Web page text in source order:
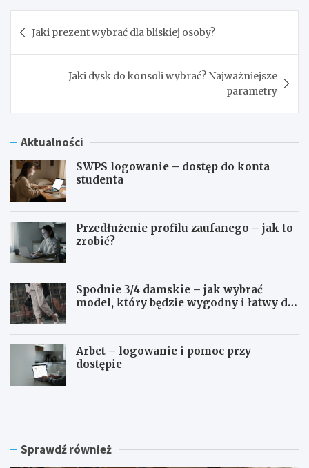
wpisu
Jaki prezent wybrać dla bliskiej osoby?
Jaki dysk do konsoli wybrać? Najważniejsze
parametry
Aktualności
SWPS logowanie – dostęp do konta
studenta
Przedłużenie profilu zaufanego – jak to
zrobić?
Spodnie 3/4 damskie – jak wybrać
model, który będzie wygodny i łatwy do
Arbet – logowanie i pomoc przy
dostępie
S
o
P
ł Sprawdź również